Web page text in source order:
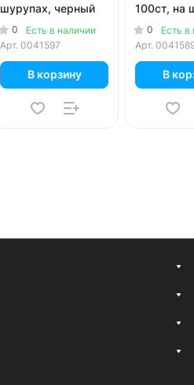
шурупах, черный
0
Есть в наличии
Арт. 0041597
В корзину
100ст, на
черный
0
Есть в
Арт.
В